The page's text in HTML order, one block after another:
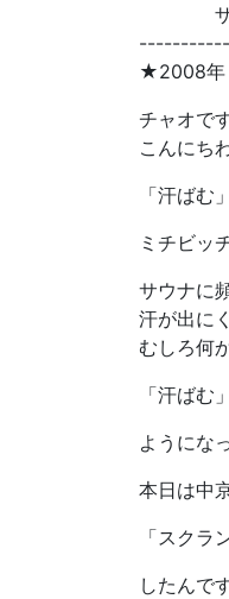
ザカ
★2008年
チャオで
こんにちわ
「汗ばむ」
ミチビッ
サウナに
汗が出に
むしろ何
「汗ばむ」
ようにな
本日は中
「スクラ
したんで